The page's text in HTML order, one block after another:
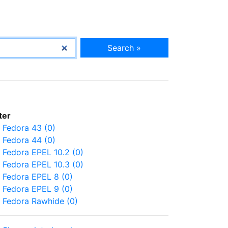
Search »
Fedora 43 (0)
Fedora 44 (0)
Fedora EPEL 10.2 (0)
Fedora EPEL 10.3 (0)
Fedora EPEL 8 (0)
Fedora EPEL 9 (0)
Fedora Rawhide (0)